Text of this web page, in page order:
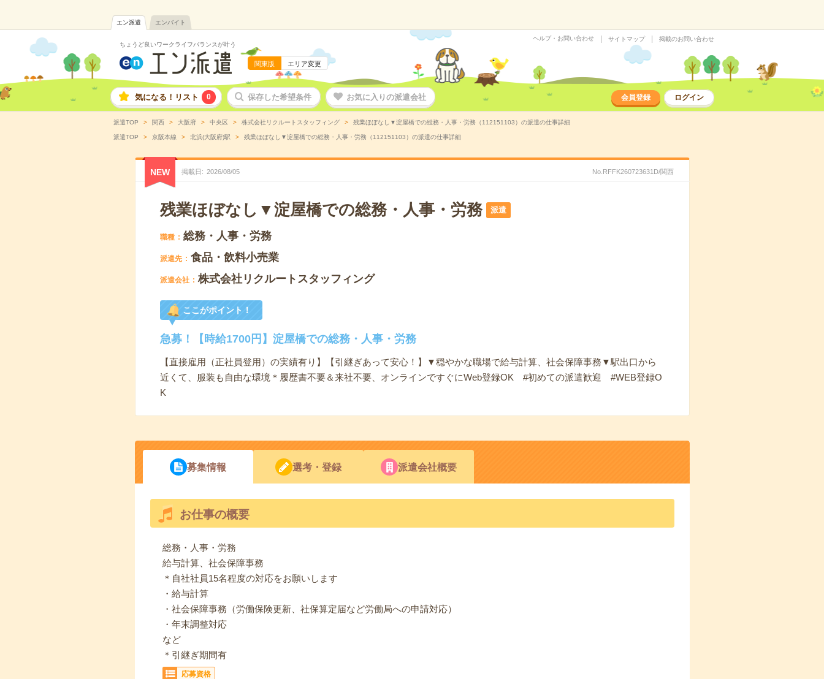
エン派遣 エンバイト
ちょうど良いワークライフバランスが叶う
関東版 エリア変更
ヘルプ・お問い合わせ サイトマップ 掲載のお問い合わせ
気になる！リスト 0 保存した希望条件 お気に入りの派遣会社 会員登録 ログイン
派遣TOP 関西 大阪府 中央区 株式会社リクルートスタッフィング 残業ほぼなし▼淀屋橋での総務・人事・労務（112151103）の派遣の仕事詳細
派遣TOP 京阪本線 北浜(大阪府)駅 残業ほぼなし▼淀屋橋での総務・人事・労務（112151103）の派遣の仕事詳細
NEW 掲載日 2026/08/05 No.RFFK260723631D/関西
残業ほぼなし▼淀屋橋での総務・人事・労務 派遣
職種 総務・人事・労務
派遣先 食品・飲料小売業
派遣会社 株式会社リクルートスタッフィング
ここがポイント！
急募！【時給1700円】淀屋橋での総務・人事・労務
【直接雇用（正社員登用）の実績有り】【引継ぎあって安心！】▼穏やかな職場で給与計算、社会保障事務▼駅出口から
近くて、服装も自由な環境＊履歴書不要＆来社不要、オンラインですぐにWeb登録OK #初めての派遣歓迎 #WEB登録O
K
募集情報 選考・登録 派遣会社概要
お仕事の概要
総務・人事・労務
給与計算、社会保障事務
＊自社社員15名程度の対応をお願いします
・給与計算
・社会保障事務（労働保険更新、社保算定届など労働局への申請対応）
・年末調整対応
など
＊引継ぎ期間有
応募資格